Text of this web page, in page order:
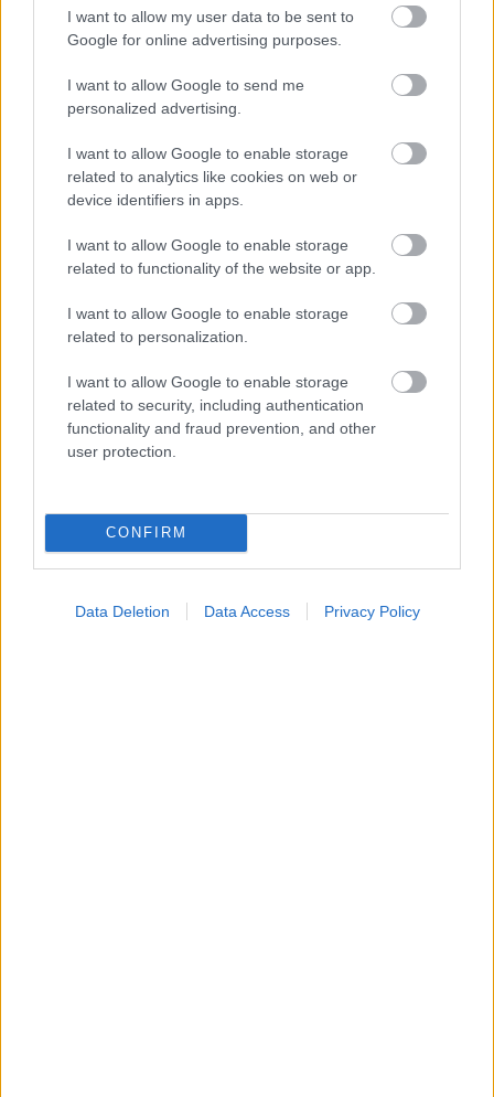
I want to allow my user data to be sent to
Google for online advertising purposes.
I want to allow Google to send me
personalized advertising.
I want to allow Google to enable storage
related to analytics like cookies on web or
device identifiers in apps.
I want to allow Google to enable storage
related to functionality of the website or app.
I want to allow Google to enable storage
related to personalization.
I want to allow Google to enable storage
related to security, including authentication
functionality and fraud prevention, and other
user protection.
CONFIRM
Data Deletion Data Access Privacy Policy
Η νέα εποχή της παιδιατρικής μεταμόσχευσης νεφρού
στην Ελλάδα